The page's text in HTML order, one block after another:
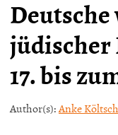
17. bis
Author(s):Anke Költsch